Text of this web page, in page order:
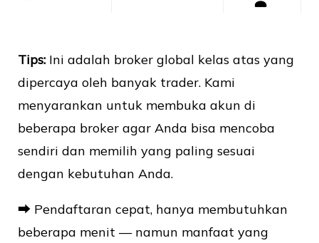
Tips: Ini adalah broker global kelas atas yang
dipercaya oleh banyak trader. Kami
menyarankan untuk membuka akun di
beberapa broker agar Anda bisa mencoba
sendiri dan memilih yang paling sesuai
dengan kebutuhan Anda.
⮕ Pendaftaran cepat, hanya membutuhkan
beberapa menit — namun manfaat yang